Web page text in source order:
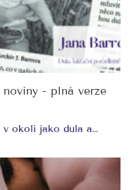
- plná verze
v okolí jako dula a…